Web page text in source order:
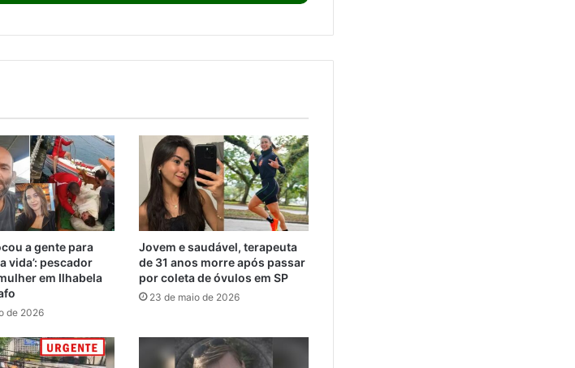
a gente para
vida’: pescador
em Ilhabela
de 2026
Jovem e saudável, terapeuta
de 31 anos morre após passar
por coleta de óvulos em SP
23 de maio de 2026